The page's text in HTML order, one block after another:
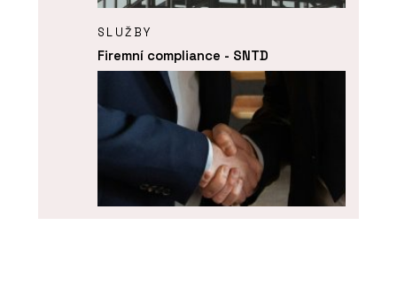
SLUŽBY
Firemní compliance - SNTD